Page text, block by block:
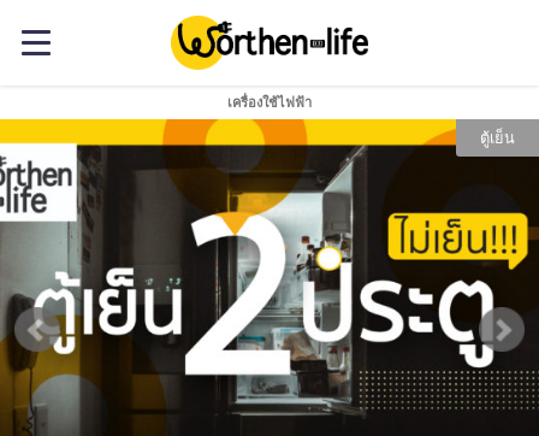
เครื่องใช้ไฟฟ้า
ตู้เย็น